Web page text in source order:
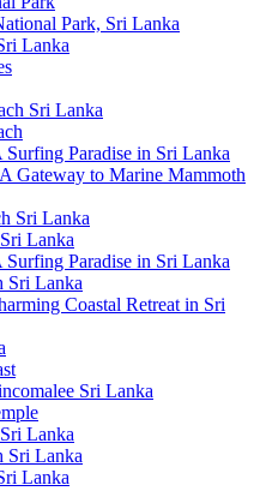
Park, Sri Lanka
Lanka
Sri Lanka
Paradise in Sri Lanka
Gateway to Marine Mammoth
Sri Lanka
Lanka
Paradise in Sri Lanka
Sri Lanka
Coastal Retreat in Sri
Sri Lanka
Lanka
Sri Lanka
Lanka